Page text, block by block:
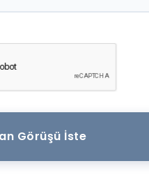
Görüşü İste